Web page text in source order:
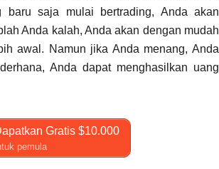
baru saja mulai bertrading, Anda akan
Anda kalah, Anda akan dengan mudah
awal. Namun jika Anda menang, Anda
Anda dapat menghasilkan uang
Gratis $10.000
pemula